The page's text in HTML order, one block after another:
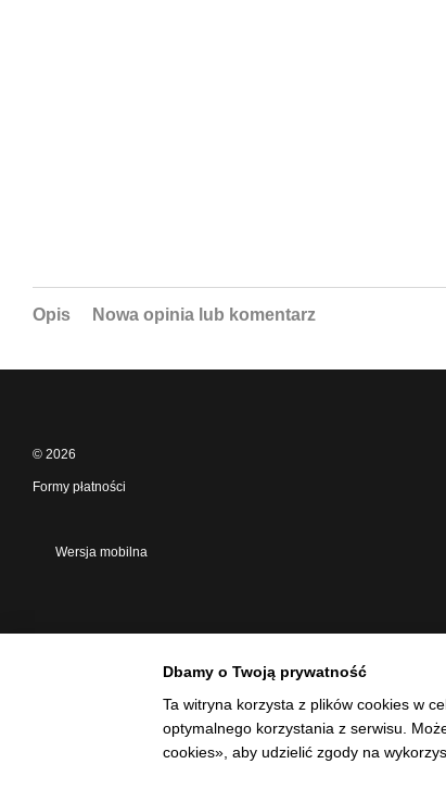
Opis Nowa opinia lub komentarz
© 2026
Formy płatności
Wersja mobilna
Dbamy o Twoją prywatność
Ta witryna korzysta z plików cookies w
optymalnego korzystania z serwisu.
cookies», aby udzielić zgody na